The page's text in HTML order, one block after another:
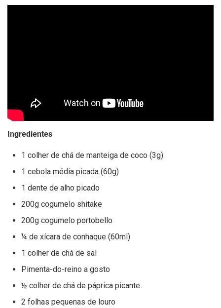
Ingredientes
1 colher de chá de manteiga de coco (3g)
1 cebola média picada (60g)
1 dente de alho picado
200g cogumelo shitake
200g cogumelo portobello
¼ de xícara de conhaque (60ml)
1 colher de chá de sal
Pimenta-do-reino a gosto
½ colher de chá de páprica picante
2 folhas pequenas de louro